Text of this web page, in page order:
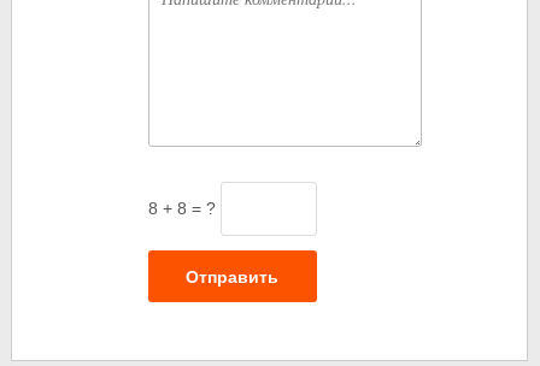
8 + 8 = ?
Отправить